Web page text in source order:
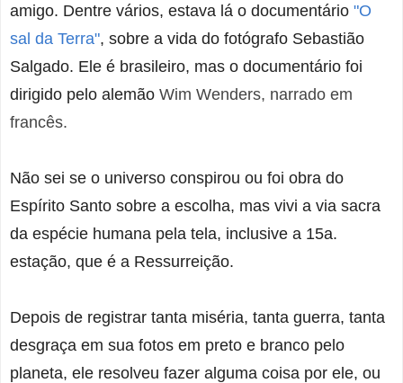
amigo. Dentre vários, estava lá o documentário "O
sal da Terra", sobre a vida do fotógrafo Sebastião
Salgado. Ele é brasileiro, mas o documentário foi
dirigido pelo alemão Wim Wenders, narrado em
francês.
Não sei se o universo conspirou ou foi obra do
Espírito Santo sobre a escolha, mas vivi a via sacra
da espécie humana pela tela, inclusive a 15a.
estação, que é a Ressurreição.
Depois de registrar tanta miséria, tanta guerra, tanta
desgraça em sua fotos em preto e branco pelo
planeta, ele resolveu fazer alguma coisa por ele, ou